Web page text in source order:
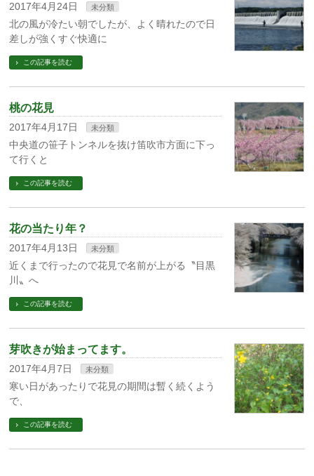
2017年4月24日 未分類
北の風が冷たい朝でしたが、よく晴れたので日
差しが強くすぐ快適に
この記事を読む
桃の花見
2017年4月17日 未分類
中央道の笹子トンネルを抜け笛吹市方面に下っ
て行くと
この記事を読む
花の当たり年？
2017年4月13日 未分類
近くまで行ったので花見で名前が上がる〝目黒
川〟へ
この記事を読む
芽吹きが始まってます。
2017年4月7日 未分類
寒い日があったりで花見の期間は暫く続くよう
で、
この記事を読む